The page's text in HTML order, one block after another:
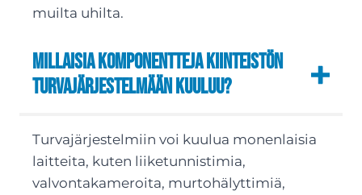
muilta uhilta.
Millaisia komponentteja kiinteistön
turvajärjestelmään kuuluu?
Turvajärjestelmiin voi kuulua monenlaisia
laitteita, kuten liiketunnistimia,
valvontakameroita, murtohälyttimiä,